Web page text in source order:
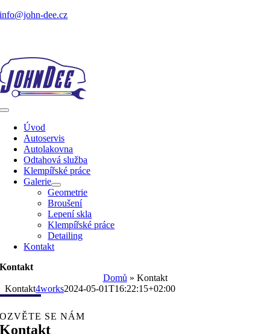
Přeskočit
info@john-dee.cz
Toggle
Navigation
Úvod
Autoservis
Autolakovna
Odtahová služba
Klempířské práce
Galerie
Geometrie
Broušení
Lepení skla
Klempířské práce
Detailing
Kontakt
Kontakt
Domů » Kontakt
Kontakt4works2024-05-01T16:22:15+02:00
OZVĚTE SE NÁM
Kontakt